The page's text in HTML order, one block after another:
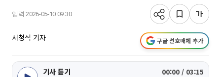
입력 2026-05-10 09:30
서청석 기자 구글 선호매체 추가
기사 듣기 00:00 / 03:15